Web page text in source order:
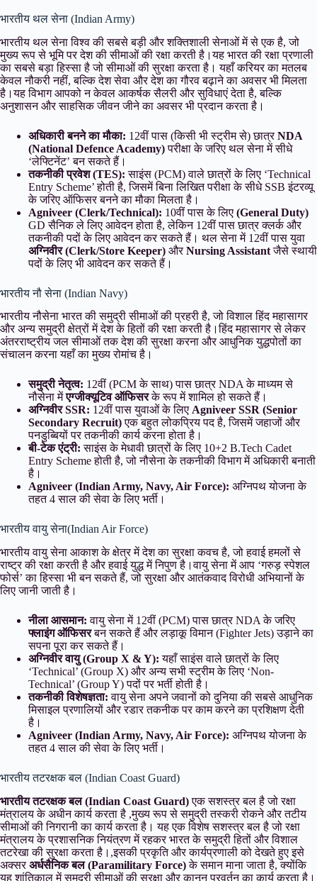
भारतीय थल सेना (Indian Army)
भारतीय थल सेना विश्व की सबसे बड़ी और शक्तिशाली सेनाओं में से एक है, जो
मुख्य रूप से भूमि पर देश की सीमाओं की रक्षा करती है।यह भारत की रक्षा प्रणाली
का सबसे बड़ा हिस्सा है जो सीमाओं की सुरक्षा करता है। यहाँ करियर का मतलब
केवल नौकरी नहीं, बल्कि देश सेवा और देश का गौरव बढ़ाने का अवसर भी मिलता
है।यह विभाग आपको न केवल आकर्षक सैलरी और सुविधाएं देता है, बल्कि
अनुशासन और साहसिक जीवन जीने का अवसर भी प्रदान करता है।
अधिकारी बनने का मौका: 12वीं पास (किसी भी स्ट्रीम से) छात्रNDA
(National Defence Academy)परीक्षा के जरिए थल सेना में सीधे
‘लेफ्टिनेंट’ बन सकते हैं।
तकनीकी प्रवेश (TES): साइंस (PCM) वाले छात्रों के लिए ‘Technical
Entry Scheme’ होती है, जिसमें बिना लिखित परीक्षा के सीधे SSB इंटरव्यू
के जरिए ऑफिसर बनने का मौका मिलता है।
Agniveer (Clerk/Technical): 10वीं पास के लिए (General Duty)
GD सैनिक ले लिए आवेदन होता है, लेकिन 12वीं पास छात्र क्लर्क और
तकनीकी पदों के लिए आवेदन कर सकते हैं। थल सेना में 12वीं पास युवा
अग्निवीर (Clerk/Store Keeper) औरNursing Assistantजैसे स्थायी
पदों के लिए भी आवेदन कर सकते हैं।
भारतीय नौ सेना (Indian Navy)
भारतीय नौसेना भारत की समुद्री सीमाओं की प्रहरी है, जो विशाल हिंद महासागर
और अन्य समुद्री क्षेत्रों में देश के हितों की रक्षा करती है।हिंद महासागर से लेकर
अंतरराष्ट्रीय जल सीमाओं तक देश की सुरक्षा करना और आधुनिक युद्धपोतों का
संचालन करना यहाँ का मुख्य रोमांच है।
समुद्री नेतृत्व: 12वीं (PCM के साथ) पास छात्र NDA के माध्यम से
नौसेना मेंएग्जीक्यूटिव ऑफिसरके रूप में शामिल हो सकते हैं।
अग्निवीर SSR: 12वीं पास युवाओं के लिए Agniveer SSR (Senior
Secondary Recruit)एक बहुत लोकप्रिय पद है, जिसमें जहाजों और
पनडुब्बियों पर तकनीकी कार्य करना होता है।
बी-टेक एंट्री: साइंस के मेधावी छात्रों के लिए 10+2 B.Tech Cadet
Entry Scheme होती है, जो नौसेना के तकनीकी विभाग में अधिकारी बनाती
है।
Agniveer (Indian Army, Navy, Air Force): अग्निपथ योजना के
तहत 4 साल की सेवा के लिए भर्ती।
भारतीय वायु सेना(Indian Air Force)
भारतीय वायु सेना आकाश के क्षेत्र में देश का सुरक्षा कवच है, जो हवाई हमलों से
राष्ट्र की रक्षा करती है और हवाई युद्ध में निपुण है।वायु सेना में आप ‘गरुड़ स्पेशल
फोर्स’ का हिस्सा भी बन सकते हैं, जो सुरक्षा और आतंकवाद विरोधी अभियानों के
लिए जानी जाती है।
नीला आसमान: वायु सेना में 12वीं (PCM) पास छात्र NDA के जरिए
फ्लाइंग ऑफिसरबन सकते हैं और लड़ाकू विमान (Fighter Jets) उड़ाने का
सपना पूरा कर सकते हैं।
अग्निवीर वायु (Group X & Y): यहाँ साइंस वाले छात्रों के लिए
‘Technical’ (Group X) और अन्य सभी स्ट्रीम के लिए ‘Non-
Technical’ (Group Y) पदों पर भर्ती होती है।
तकनीकी विशेषज्ञता: वायु सेना अपने जवानों को दुनिया की सबसे आधुनिक
मिसाइल प्रणालियों और रडार तकनीक पर काम करने का प्रशिक्षण देती
है।
Agniveer (Indian Army, Navy, Air Force): अग्निपथ योजना के
तहत 4 साल की सेवा के लिए भर्ती।
भारतीय तटरक्षक बल (Indian Coast Guard)
भारतीय तटरक्षक बल (Indian Coast Guard)एक सशस्त्र बल है जो रक्षा
मंत्रालय के अधीन कार्य करता है ,मुख्य रूप से समुद्री तस्करी रोकने और तटीय
सीमाओं की निगरानी का कार्य करता है। यह एक विशेष सशस्त्र बल है जो रक्षा
मंत्रालय के प्रशासनिक नियंत्रण में रहकर भारत के समुद्री हितों और विशाल
तटरेखा की सुरक्षा करता है।,इसकी प्रकृति और कार्यप्रणाली को देखते हुए इसे
अक्सरअर्धसैनिक बल (Paramilitary Force)के समान माना जाता है, क्योंकि
यह शांतिकाल में समुद्री सीमाओं की सुरक्षा और कानून प्रवर्तन का कार्य करता है।